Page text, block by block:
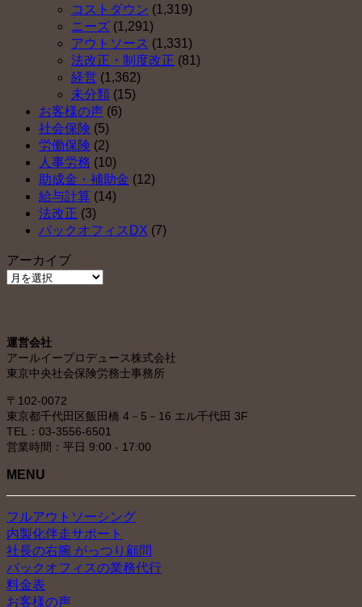
コストダウン (1,319)
ニーズ (1,291)
アウトソース (1,331)
法改正・制度改正 (81)
経営 (1,362)
未分類 (15)
お客様の声 (6)
社会保険 (5)
労働保険 (2)
人事労務 (10)
助成金・補助金 (12)
給与計算 (14)
法改正 (3)
バックオフィスDX (7)
アーカイブ
ア
ブ
運営会社
アールイープロデュース株式会社
東京中央社会保険労務士事務所
〒102-0072
東京都千代田区飯田橋 4－5－16 エル千代田 3F
TEL：03-3556-6501
営業時間：平日 9:00 - 17:00
MENU
フルアウトソーシング
内製化伴走サポート
社長の右腕 がっつり顧問
バックオフィスの業務代行
料金表
お客様の声